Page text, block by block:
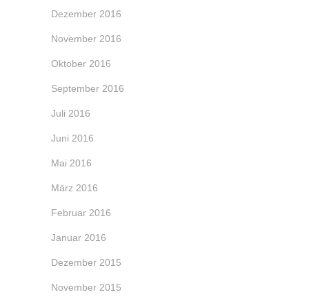
Dezember 2016
November 2016
Oktober 2016
September 2016
Juli 2016
Juni 2016
Mai 2016
März 2016
Februar 2016
Januar 2016
Dezember 2015
November 2015